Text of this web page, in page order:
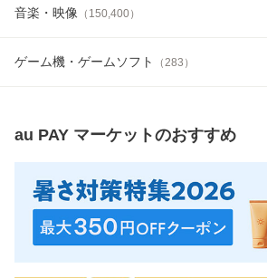
音楽・映像 （ 150,400）
ゲーム機・ゲームソフト （ 283 ）
au PAY マーケットのおすすめ